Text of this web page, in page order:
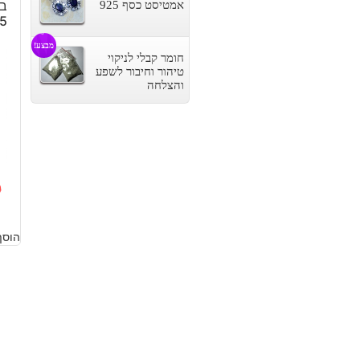
אמטיסט כסף 925
חומר קבלי לניקוי
טיהור וחיבור לשפע
והצלחה
מבצע!